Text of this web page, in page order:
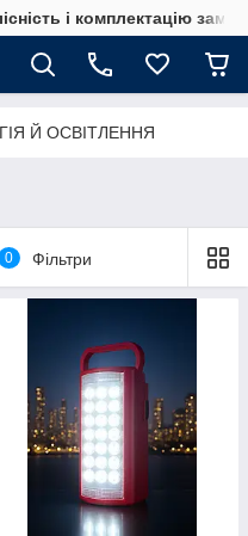
і комплектацію
Й ОСВІТЛЕННЯ
0 Фільтри